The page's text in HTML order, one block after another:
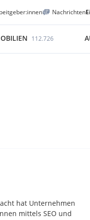
Nachrichten
112.726
hat Unternehmen
mittels SEO und